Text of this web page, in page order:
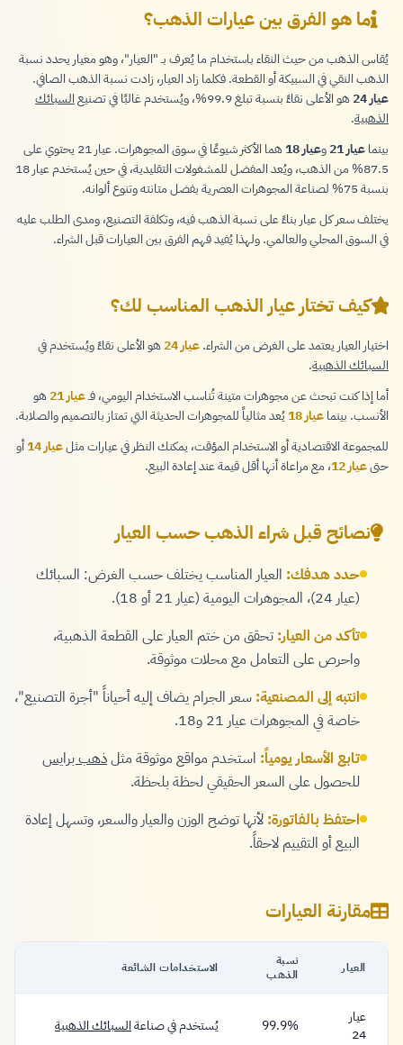
ما هو الفرق بين عيارات الذهب؟
يُقاس الذهب من حيث النقاء باستخدام ما يُعرف بـ "العيار"، وهو معيار يحدد نسبة
الذهب النقي في السبيكة أو القطعة. فكلما زاد العيار، زادت نسبة الذهب الصافي.
عيار 24
هو الأعلى نقاءً بنسبة تبلغ 99.9%، ويُستخدم غالبًا في تصنيع
السبائك
الذهبية.
بينماعيار 21 وعيار 18
هما الأكثر شيوعًا في سوق المجوهرات. عيار 21 يحتوي على
87.5% من الذهب، ويُعد المفضل للمشغولات التقليدية، في حين يُستخدم عيار 18
بنسبة 75% لصناعة المجوهرات العصرية بفضل متانته وتنوع ألوانه.
يختلف سعر كل عيار بناءً على نسبة الذهب فيه، وتكلفة التصنيع، ومدى الطلب عليه
في السوق المحلي والعالمي. ولهذا يُفيد فهم الفرق بين العيارات قبل الشراء.
كيف تختار عيار الذهب المناسب لك؟
اختيار العيار يعتمد على الغرض من الشراء.عيار 24
هو الأعلى نقاءً ويُستخدم في
السبائك الذهبية.
أما إذا كنت تبحث عن مجوهرات متينة تُناسب الاستخدام اليومي، فـعيار 21
هو
الأنسب. بينماعيار 18
يُعد مثالياً للمجوهرات الحديثة التي تمتاز بالتصميم والصلابة.
للمجموعة الاقتصادية أو الاستخدام المؤقت، يمكنك النظر في عيارات مثلعيار 14
أو
حتىعيار 12 ، مع مراعاة أنها أقل قيمة عند إعادة البيع.
نصائح قبل شراء الذهب حسب العيار
حدد هدفك: العيار المناسب يختلف حسب الغرض: السبائك
(عيار 24)، المجوهرات اليومية (عيار 21 أو 18).
تأكد من العيار: تحقق من ختم العيار على القطعة الذهبية،
واحرص على التعامل مع محلات موثوقة.
انتبه إلى المصنعية: سعر الجرام يضاف إليه أحياناً "أجرة التصنيع"،
خاصة في المجوهرات عيار 21 و18.
تابع الأسعار يومياً: استخدم مواقع موثوقة مثلذهب برايس
للحصول على السعر الحقيقي لحظة بلحظة.
احتفظ بالفاتورة: لأنها توضح الوزن والعيار والسعر، وتسهل إعادة
البيع أو التقييم لاحقاً.
مقارنة العيارات
العيار
نسبة
الذهب
الاستخدامات الشائعة
عيار
24
99.9% يُستخدم في صناعةالسبائك الذهبية